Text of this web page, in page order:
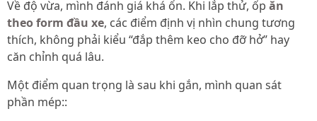
Về độ vừa, mình đánh giá khá ổn. Khi lắp thử, ốp ăn
theo form đầu xe, các điểm định vị nhìn chung tương
thích, không phải kiểu “đắp thêm keo cho đỡ hở” hay
căn chỉnh quá lâu.
Một điểm quan trọng là sau khi gắn, mình quan sát
phần mép::